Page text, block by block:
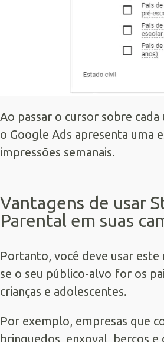
Ao passar o cursor sobre
o Google Ads apresenta uma
impressões semanais.
Vantagens de usar
Parental em suas
Portanto, você deve usar
se o seu público-alvo for os
crianças e adolescentes.
Por exemplo, empresas que
brinquedos, enxoval, berços